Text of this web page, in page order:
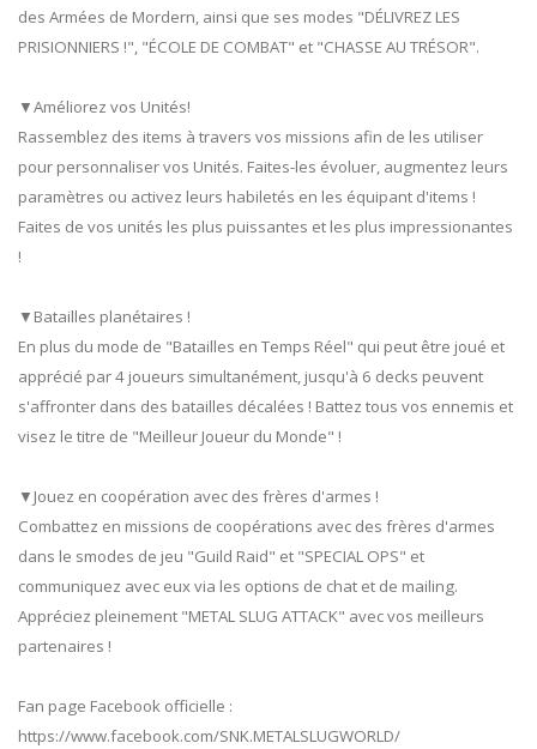
des Armées de Mordern, ainsi que ses modes "DÉLIVREZ LES
PRISIONNIERS !", "ÉCOLE DE COMBAT" et "CHASSE AU TRÉSOR".
▼Améliorez vos Unités!
Rassemblez des items à travers vos missions afin de les utiliser
pour personnaliser vos Unités. Faites-les évoluer, augmentez leurs
paramètres ou activez leurs habiletés en les équipant d'items !
Faites de vos unités les plus puissantes et les plus impressionantes
!
▼Batailles planétaires !
En plus du mode de "Batailles en Temps Réel" qui peut être joué et
apprécié par 4 joueurs simultanément, jusqu'à 6 decks peuvent
s'affronter dans des batailles décalées ! Battez tous vos ennemis et
visez le titre de "Meilleur Joueur du Monde" !
▼Jouez en coopération avec des frères d'armes !
Combattez en missions de coopérations avec des frères d'armes
dans le smodes de jeu "Guild Raid" et "SPECIAL OPS" et
communiquez avec eux via les options de chat et de mailing.
Appréciez pleinement "METAL SLUG ATTACK" avec vos meilleurs
partenaires !
Fan page Facebook officielle :
https://www.facebook.com/SNK.METALSLUGWORLD/